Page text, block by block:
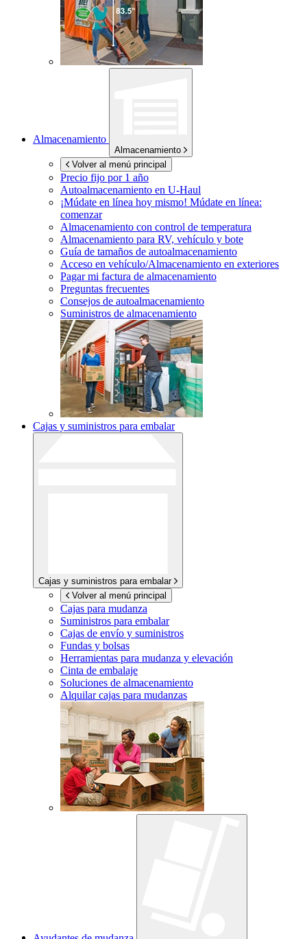
Almacenamiento
Almacenamiento
Volver al menú principal
Precio fijo por 1 año
Autoalmacenamiento en U-Haul
¡Múdate en línea hoy mismo! Múdate en línea:
comenzar
Almacenamiento con control de temperatura
Almacenamiento para RV, vehículo y bote
Guía de tamaños de autoalmacenamiento
Acceso en vehículo/Almacenamiento en exteriores
Pagar mi factura de almacenamiento
Preguntas frecuentes
Consejos de autoalmacenamiento
Suministros de almacenamiento
Cajas y suministros para embalar
Cajas y suministros para embalar
Volver al menú principal
Cajas para mudanza
Suministros para embalar
Cajas de envío y suministros
Fundas y bolsas
Herramientas para mudanza y elevación
Cinta de embalaje
Soluciones de almacenamiento
Alquilar cajas para mudanzas